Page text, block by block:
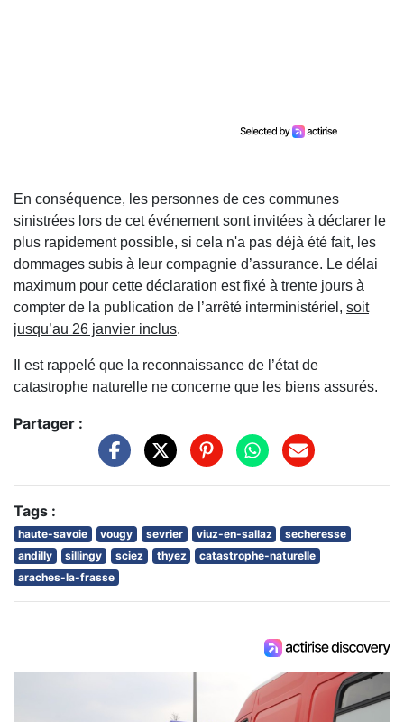
En conséquence, les personnes de ces communes
sinistrées lors de cet événement sont invitées à déclarer le
plus rapidement possible, si cela n'a pas déjà été fait, les
dommages subis à leur compagnie d’assurance. Le délai
maximum pour cette déclaration est fixé à trente jours à
compter de la publication de l’arrêté interministériel, soit
jusqu’au 26 janvier inclus.
Il est rappelé que la reconnaissance de l’état de
catastrophe naturelle ne concerne que les biens assurés.
Partager :
Tags :
haute-savoie vougy sevrier viuz-en-sallaz
secheresse
andilly
sillingy sciez thyez
catastrophe-naturelle
araches-la-frasse